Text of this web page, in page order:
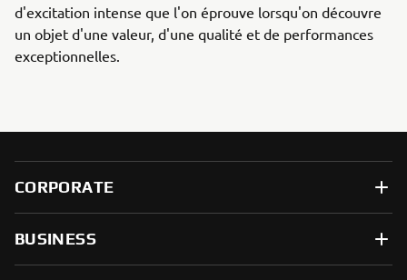
d'excitation intense que l'on éprouve lorsqu'on découvre
un objet d'une valeur, d'une qualité et de performances
exceptionnelles.
CORPORATE
BUSINESS